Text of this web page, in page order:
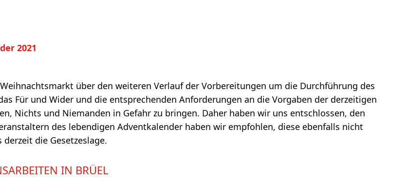
2021
über den weiteren Verlauf der Vorbereitungen um die Durchführung des
Für und Wider und die entsprechenden Anforderungen an die Vorgaben der derzeitigen
Nichts und Niemanden in Gefahr zu bringen. Daher haben wir uns entschlossen, den
des lebendigen Adventkalender haben wir empfohlen, diese ebenfalls nicht
die Gesetzeslage.
IN BRÜEL